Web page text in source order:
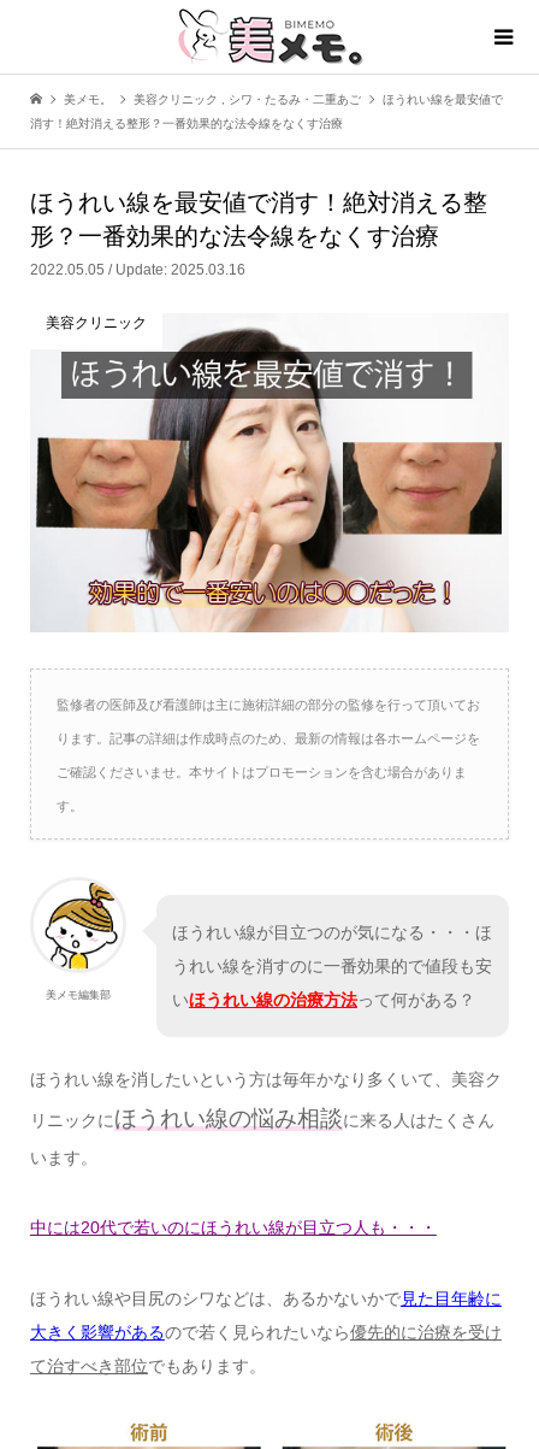
美メモ。 美容クリニック シワ・たるみ・二重あご
ほうれい線を最安値で
消す！絶対消える整形？一番効果的な法令線をなくす治療
ほうれい線を最安値で消す！絶対消える整
形？一番効果的な法令線をなくす治療
2022.05.05 / Update: 2025.03.16
美容クリニック
監修者の医師及び看護師は主に施術詳細の部分の監修を行って頂いてお
ります。記事の詳細は作成時点のため、最新の情報は各ホームページを
ご確認くださいませ。本サイトはプロモーションを含む場合がありま
す。
美メモ編集部
ほうれい線が目立つのが気になる・・・ほ
うれい線を消すのに一番効果的で値段も安
いほうれい線の治療方法って何がある？
ほうれい線を消したいという方は毎年かなり多くいて、美容ク
リニックにほうれい線の悩み相談に来る人はたくさん
います。
中には20代で若いのにほうれい線が目立つ人も・・・
ほうれい線や目尻のシワなどは、あるかないかで見た目年齢に
大きく影響があるので若く見られたいなら優先的に治療を受け
て治すべき部位でもあります。